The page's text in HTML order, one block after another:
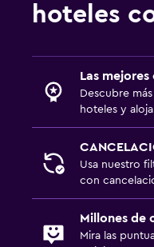
Terraza
Comedor al aire libre
Área de picnic
Habitación
hoteles
Las
Descubre
hoteles y
Usa nuestro
con
Millones de
Mira las